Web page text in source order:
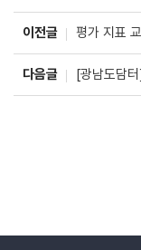
이전글 평가 지표
다음글 [광남도담